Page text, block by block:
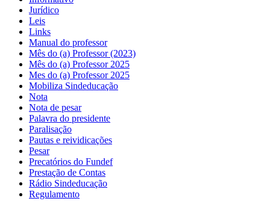
Jurídico
Leis
Links
Manual do professor
Mês do (a) Professor (2023)
Mês do (a) Professor 2025
Mes do (a) Professor 2025
Mobiliza Sindeducação
Nota
Nota de pesar
Palavra do presidente
Paralisação
Pautas e reividicações
Pesar
Precatórios do Fundef
Prestação de Contas
Rádio Sindeducação
Regulamento